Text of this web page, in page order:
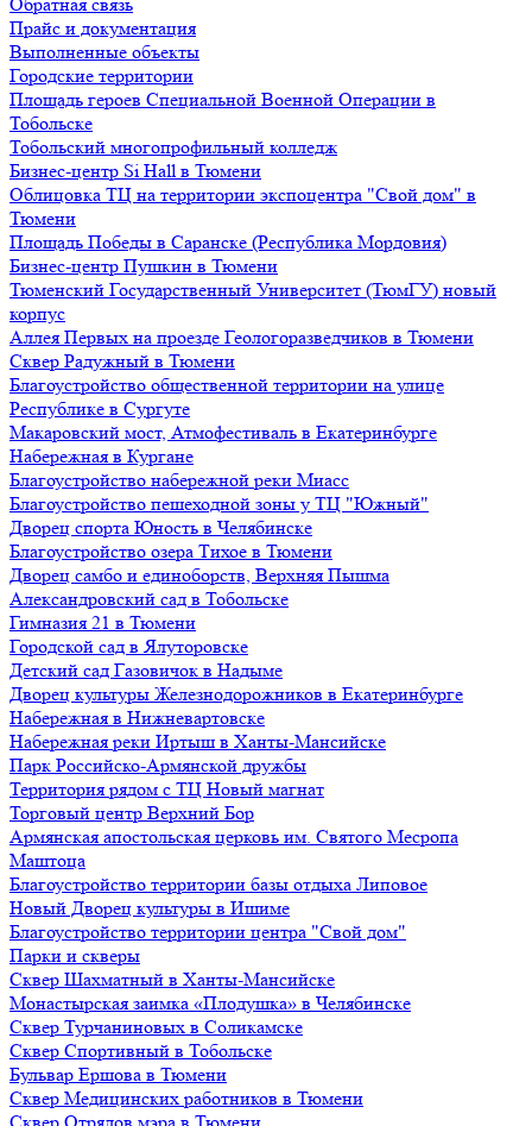
Прайс и документация
Выполненные объекты
Городские территории
Площадь героев Специальной Военной Операции в
Тобольске
Тобольский многопрофильный колледж
Бизнес-центр Si Hall в Тюмени
Облицовка ТЦ на территории экспоцентра "Свой дом" в
Тюмени
Площадь Победы в Саранске (Республика Мордовия)
Бизнес-центр Пушкин в Тюмени
Тюменский Государственный Университет (ТюмГУ) новый
корпус
Аллея Первых на проезде Геологоразведчиков в Тюмени
Сквер Радужный в Тюмени
Благоустройство общественной территории на улице
Республике в Сургуте
Макаровский мост, Атмофестиваль в Екатеринбурге
Набережная в Кургане
Благоустройство набережной реки Миасс
Благоустройство пешеходной зоны у ТЦ "Южный"
Дворец спорта Юность в Челябинске
Благоустройство озера Тихое в Тюмени
Дворец самбо и единоборств, Верхняя Пышма
Александровский сад в Тобольске
Гимназия 21 в Тюмени
Городской сад в Ялуторовске
Детский сад Газовичок в Надыме
Дворец культуры Железнодорожников в Екатеринбурге
Набережная в Нижневартовске
Набережная реки Иртыш в Ханты-Мансийске
Парк Российско-Армянской дружбы
Территория рядом с ТЦ Новый магнат
Торговый центр Верхний Бор
Армянская апостольская церковь им. Святого Месропа
Маштоца
Благоустройство территории базы отдыха Липовое
Нoвый Двoрeц культуры в Ишимe
Благоустройство территории центра "Свой дом"
Парки и скверы
Сквер Шахматный в Ханты-Мансийске
Монастырская заимка «Плодушка» в Челябинске
Сквер Турчаниновых в Соликамске
Сквер Спортивный в Тобольске
Бульвар Ершова в Тюмени
Сквер Медицинских работников в Тюмени